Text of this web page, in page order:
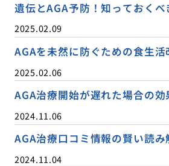
遺伝とAGA予防！知っておくべ
2025.02.09
AGAを未然に防ぐための食生活
2025.02.06
AGA治療開始が遅れた場合の効
2024.11.06
AGA治療口コミ情報の賢い読み
2024.11.04